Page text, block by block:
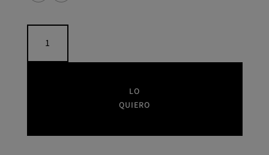
AGNA
NÜ
LO
QUIERO